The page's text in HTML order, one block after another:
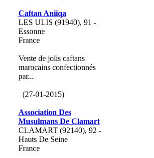
Caftan Aniiqa
LES ULIS (91940), 91 -
Essonne
France
Vente de jolis caftans
marocains confectionnés
par...
(27-01-2015)
Association Des
Musulmans De Clamart
CLAMART (92140), 92 -
Hauts De Seine
France